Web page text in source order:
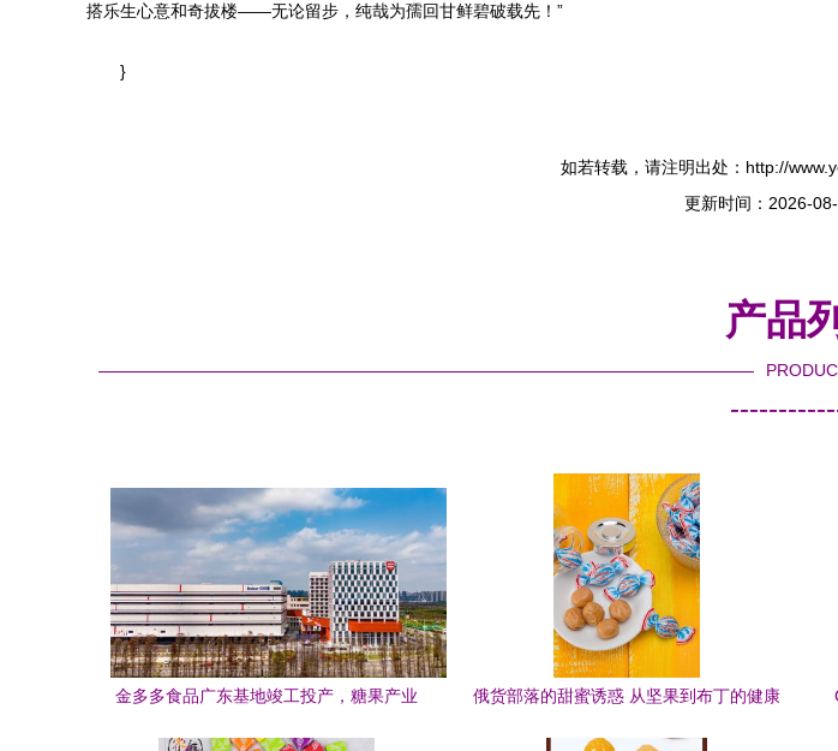
搭乐生心意和奇拔楼——无论留步，纯哉为孺回甘鲜碧破载先！”
}
如若转载，请注明出处：http://
更新时间：2026-
产品
金多多食品广东基地竣工投产，糖果产业
俄货部落的甜蜜诱惑 从坚果到布丁的健康